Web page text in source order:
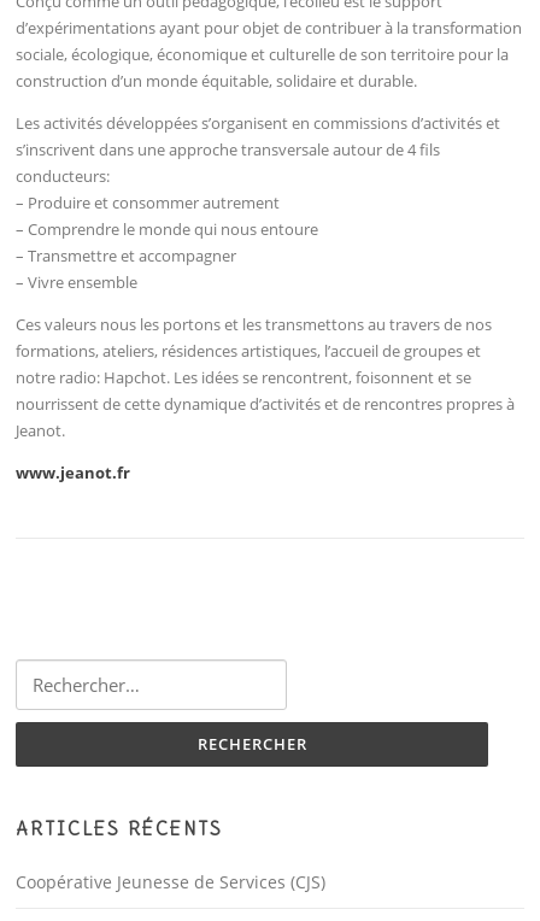
d’expérimentations ayant pour objet de contribuer à la transformation
sociale, écologique, économique et culturelle de son territoire pour la
construction d’un monde équitable, solidaire et durable.
Les activités développées s’organisent en commissions d’activités et
s’inscrivent dans une approche transversale autour de 4 fils
conducteurs:
– Produire et consommer autrement
– Comprendre le monde qui nous entoure
– Transmettre et accompagner
– Vivre ensemble
Ces valeurs nous les portons et les transmettons au travers de nos
formations, ateliers, résidences artistiques, l’accueil de groupes et
notre radio: Hapchot. Les idées se rencontrent, foisonnent et se
nourrissent de cette dynamique d’activités et de rencontres propres à
Jeanot.
www.jeanot.fr
ARTICLES RÉCENTS
Coopérative Jeunesse de Services (CJS)